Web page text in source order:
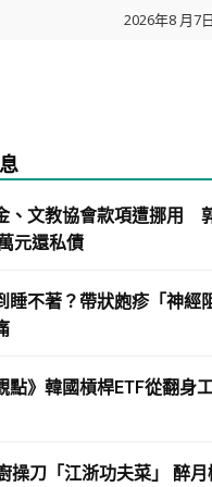
2026年8 月7
、文教協會款項遭挪用
元還私債
睡不著？帶狀皰疹「神經
點》韓國槓桿ETF從翻身
操刀「江浙功夫菜」 醉